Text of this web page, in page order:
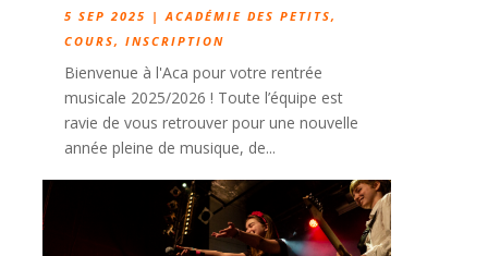
5 SEP 2025 |ACADÉMIE DES PETITS,
COURS, INSCRIPTION
Bienvenue à l'Aca pour votre rentrée
musicale 2025/2026 ! Toute l’équipe est
ravie de vous retrouver pour une nouvelle
année pleine de musique, de...